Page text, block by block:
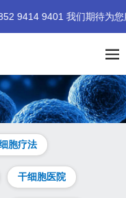
9401 我们期待为您服
胞疗法
干细胞医院